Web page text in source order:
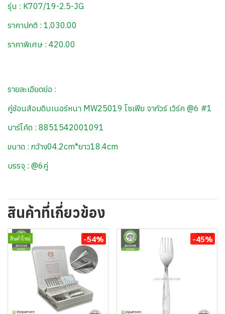
รุ่น : K707/19-2.5-JG
ราคาปกติ : 1,030.00
ราคาพิเศษ : 420.00
รายละเอียดย่อ :
คู่ช้อนส้อมดินเนอร์หนา MW25019 โซเฟีย จากัวร์ เวิร์ค @6 #1
บาร์โค้ด : 8851542001091
ขนาด : กว้าง04.2cm*ยาว18.4cm
บรรจุ : @6คู่
สินค้าที่เกี่ยวข้อง
สินค้าใหม่ -54% -45%